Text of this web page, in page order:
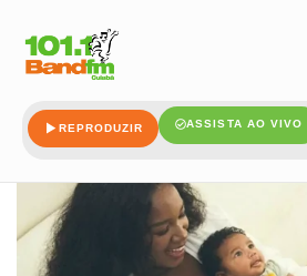
REPRODUZIR ASSISTA AO VIVO